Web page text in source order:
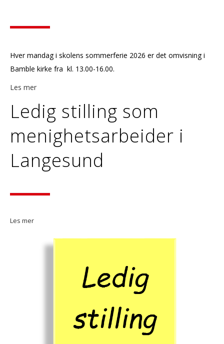
Hver mandag i skolens sommerferie 2026 er det omvisning i
Bamble kirke fra kl. 13.00-16.00.
Les mer
Ledig stilling som
menighetsarbeider i
Langesund
Les mer